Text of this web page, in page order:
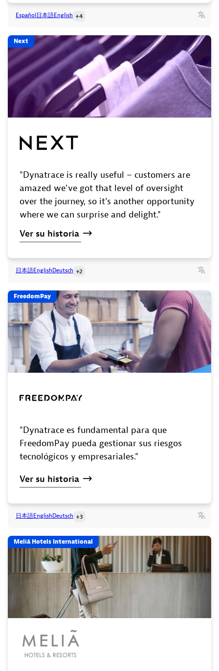
Español日本語English +4
Next
"Dynatrace is really useful – customers are
amazed we've got that level of oversight
over the journey, so it's another opportunity
where we can surprise and delight."
Ver su historia
日本語EnglishDeutsch +2
FreedomPay
"Dynatrace es fundamental para que
FreedomPay pueda gestionar sus riesgos
tecnológicos y empresariales."
Ver su historia
日本語EnglishDeutsch +3
Meliá Hotels International